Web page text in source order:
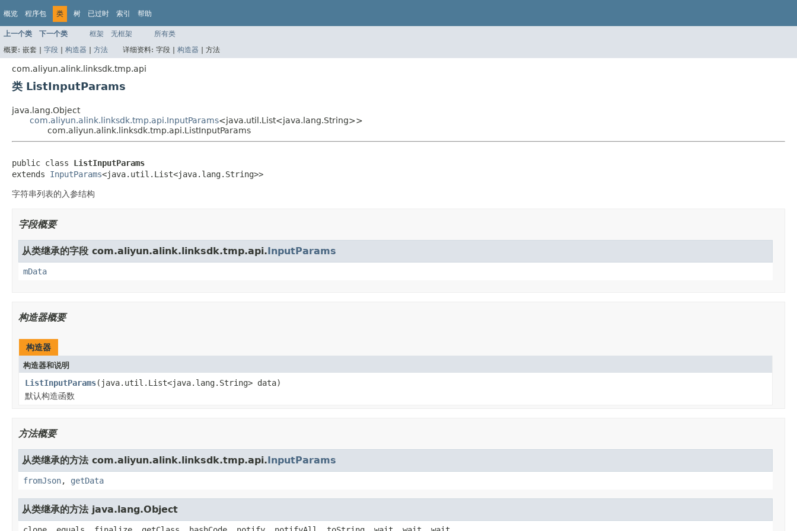
概览 程序包 类 树 已过时 索引 帮助
上一个类 下一个类 框架 无框架
所有类
概要: 嵌套 | 字段 | 构造器 | 方法 详细资料: 字段 | 构造器 | 方法
com.aliyun.alink.linksdk.tmp.api
类 ListInputParams
java.lang.Object
com.aliyun.alink.linksdk.tmp.api.InputParams<java.util.List<java.lang.String>>
com.aliyun.alink.linksdk.tmp.api.ListInputParams
public class ListInputParams
extends InputParams<java.util.List<java.lang.String>>
字符串列表的入参结构
字段概要
从类继承的字段 com.aliyun.alink.linksdk.tmp.api.InputParams
mData
构造器概要
构造器
构造器和说明
ListInputParams(java.util.List<java.lang.String> data)
默认构造函数
方法概要
从类继承的方法 com.aliyun.alink.linksdk.tmp.api.InputParams
fromJson, getData
从类继承的方法 java.lang.Object